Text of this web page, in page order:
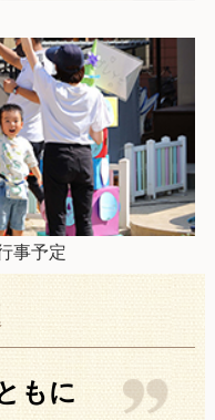
事予定
もに